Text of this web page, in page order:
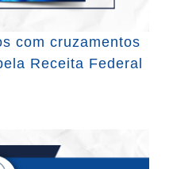
com cruzamentos
Receita Federal